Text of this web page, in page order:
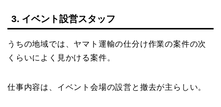
3. イベント設営スタッフ
うちの地域では、ヤマト運輸の仕分け作業の案件の次
くらいによく見かける案件。
仕事内容は、イベント会場の設営と撤去が主らしい。